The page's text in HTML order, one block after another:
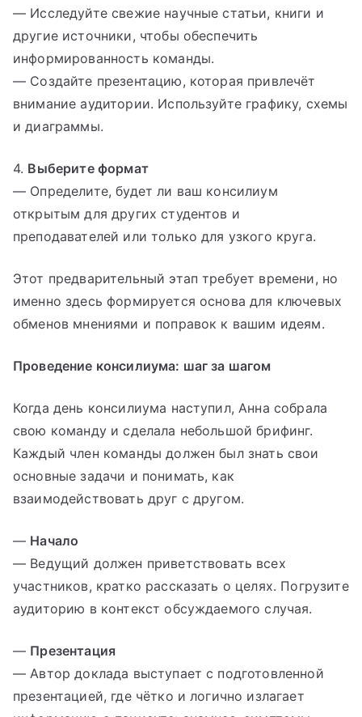
— Исследуйте свежие научные статьи, книги и
другие источники, чтобы обеспечить
информированность команды.
— Создайте презентацию, которая привлечёт
внимание аудитории. Используйте графику, схемы
и диаграммы.
4. Выберите формат
— Определите, будет ли ваш консилиум
открытым для других студентов и
преподавателей или только для узкого круга.
Этот предварительный этап требует времени, но
именно здесь формируется основа для ключевых
обменов мнениями и поправок к вашим идеям.
Проведение консилиума: шаг за шагом
Когда день консилиума наступил, Анна собрала
свою команду и сделала небольшой брифинг.
Каждый член команды должен был знать свои
основные задачи и понимать, как
взаимодействовать друг с другом.
— Начало
— Ведущий должен приветствовать всех
участников, кратко рассказать о целях. Погрузите
аудиторию в контекст обсуждаемого случая.
— Презентация
— Автор доклада выступает с подготовленной
презентацией, где чётко и логично излагает